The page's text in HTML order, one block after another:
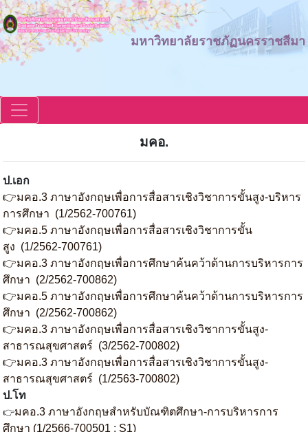
มหาวิทยาลัยราชภัฏนครราชสีมา
มคอ.
ป.เอก
👉มคอ.3 ภาษาอังกฤษเพื่อการสื่อสารเชิงวิชาการขั้นสูง-บริหาร
การศึกษา (1/2562-700761)
👉มคอ.5 ภาษาอังกฤษเพื่อการสื่อสารเชิงวิชาการขั้น
สูง (1/2562-700761)
👉มคอ.3 ภาษาอังกฤษเพื่อการศึกษาค้นคว้าด้านการบริหารการ
ศึกษา (2/2562-700862)
👉มคอ.5 ภาษาอังกฤษเพื่อการศึกษาค้นคว้าด้านการบริหารการ
ศึกษา (2/2562-700862)
👉มคอ.3 ภาษาอังกฤษเพื่อการสื่อสารเชิงวิชาการขั้นสูง-
สาธารณสุขศาสตร์ (3/2562-700802)
👉มคอ.3 ภาษาอังกฤษเพื่อการสื่อสารเชิงวิชาการขั้นสูง-
สาธารณสุขศาสตร์ (1/2563-700802)
ป.โท
👉มคอ.3 ภาษาอังกฤษสำหรับบัณฑิตศึกษา-การบริหารการ
ศึกษา (1/2566-700501 : S1)